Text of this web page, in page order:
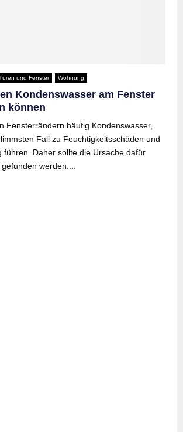
und Fenster Wohnung
Kondenswasser am Fenster
können
Fensterrändern häufig Kondenswasser,
Fall zu Feuchtigkeitsschäden und
führen. Daher sollte die Ursache dafür
werden....